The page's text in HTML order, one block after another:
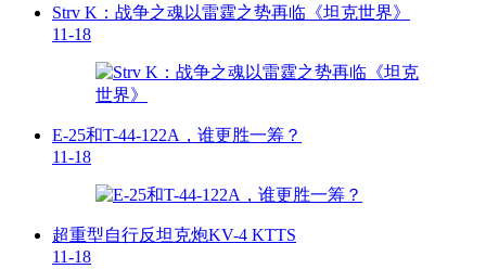
Strv K：战争之魂以雷霆之势再临《坦克世界》
11-18
E-25和T-44-122A，谁更胜一筹？
11-18
超重型自行反坦克炮KV-4 KTTS
11-18